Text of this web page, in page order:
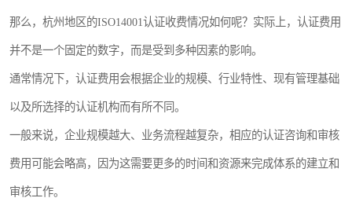
那么，杭州地区的ISO14001认证收费情况如何呢？实际上，认证费用
并不是一个固定的数字，而是受到多种因素的影响。
通常情况下，认证费用会根据企业的规模、行业特性、现有管理基础
以及所选择的认证机构而有所不同。
一般来说，企业规模越大、业务流程越复杂，相应的认证咨询和审核
费用可能会略高，因为这需要更多的时间和资源来完成体系的建立和
审核工作。